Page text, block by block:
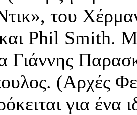
του
Phil Smith.
Γιάννης
(Αρχές
για ένα